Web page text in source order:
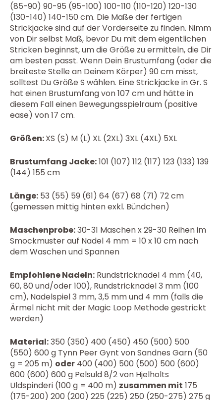
(85-90) 90-95 (95-100) 100-110 (110-120) 120-130
(130-140) 140-150 cm. Die Maße der fertigen
Strickjacke sind auf der Vorderseite zu finden. Nimm
von Dir selbst Maß, bevor Du mit dem eigentlichen
Stricken beginnst, um die Größe zu ermitteln, die Dir
am besten passt. Wenn Dein Brustumfang (oder die
breiteste Stelle an Deinem Körper) 90 cm misst,
solltest Du Größe S wählen. Eine Strickjacke in Gr. S
hat einen Brustumfang von 107 cm und hätte in
diesem Fall einen Bewegungsspielraum (positive
ease) von 17 cm.
Größen:XS (S) M (L) XL (2XL) 3XL (4XL) 5XL
Brustumfang Jacke:101 (107) 112 (117) 123 (133) 139
(144) 155 cm
Länge: 53 (55) 59 (61) 64 (67) 68 (71) 72 cm
(gemessen mittig hinten exkl. Bündchen)
Maschenprobe:30-31 Maschen x 29-30 Reihen im
Smockmuster auf Nadel 4 mm = 10 x 10 cm nach
dem Waschen und Spannen
Empfohlene Nadeln: Rundstricknadel 4 mm (40,
60, 80 und/oder 100), Rundstricknadel 3 mm (100
cm), Nadelspiel 3 mm, 3,5 mm und 4 mm (falls die
Ärmel nicht mit der Magic Loop Methode gestrickt
werden)
Material:350 (350) 400 (450) 450 (500) 500
(550) 600 g Tynn Peer Gynt von Sandnes Garn (50
g = 205 m) oder 400 (400) 500 (500) 500 (600)
600 (600) 600 g Pelsuld 8/2 von Hjelholts
Uldspinderi (100 g = 400 m) zusammen mit 175
(175-200) 200 (200) 225 (225) 250 (250-275) 275 g